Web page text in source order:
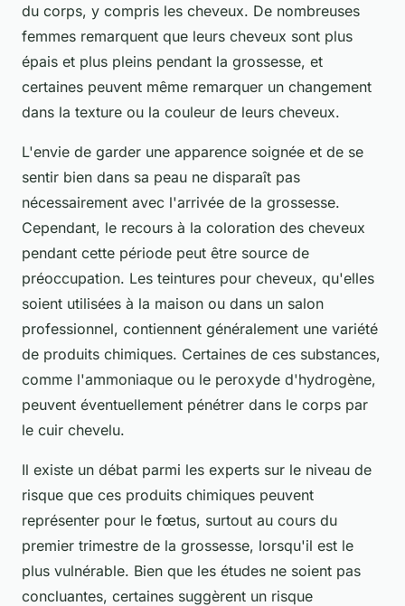
du corps, y compris les cheveux. De nombreuses
femmes remarquent que leurs cheveux sont plus
épais et plus pleins pendant la grossesse, et
certaines peuvent même remarquer un changement
dans la texture ou la couleur de leurs cheveux.
L'envie de garder une apparence soignée et de se
sentir bien dans sa peau ne disparaît pas
nécessairement avec l'arrivée de la grossesse.
Cependant, le recours à la coloration des cheveux
pendant cette période peut être source de
préoccupation. Les teintures pour cheveux, qu'elles
soient utilisées à la maison ou dans un salon
professionnel, contiennent généralement une variété
de produits chimiques. Certaines de ces substances,
comme l'ammoniaque ou le peroxyde d'hydrogène,
peuvent éventuellement pénétrer dans le corps par
le cuir chevelu.
Il existe un débat parmi les experts sur le niveau de
risque que ces produits chimiques peuvent
représenter pour le fœtus, surtout au cours du
premier trimestre de la grossesse, lorsqu'il est le
plus vulnérable. Bien que les études ne soient pas
concluantes, certaines suggèrent un risque